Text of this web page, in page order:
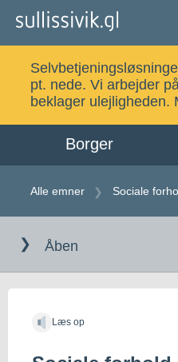
Alle emner
pt. nede. Vi arbejder
beklager ulejligheden.
Borger
Alle emner Sociale
indholdet
Åben
Læs op